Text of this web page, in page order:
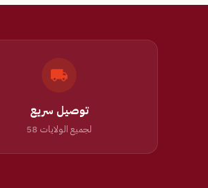
توصيل سريع
لجميع الولايات 58